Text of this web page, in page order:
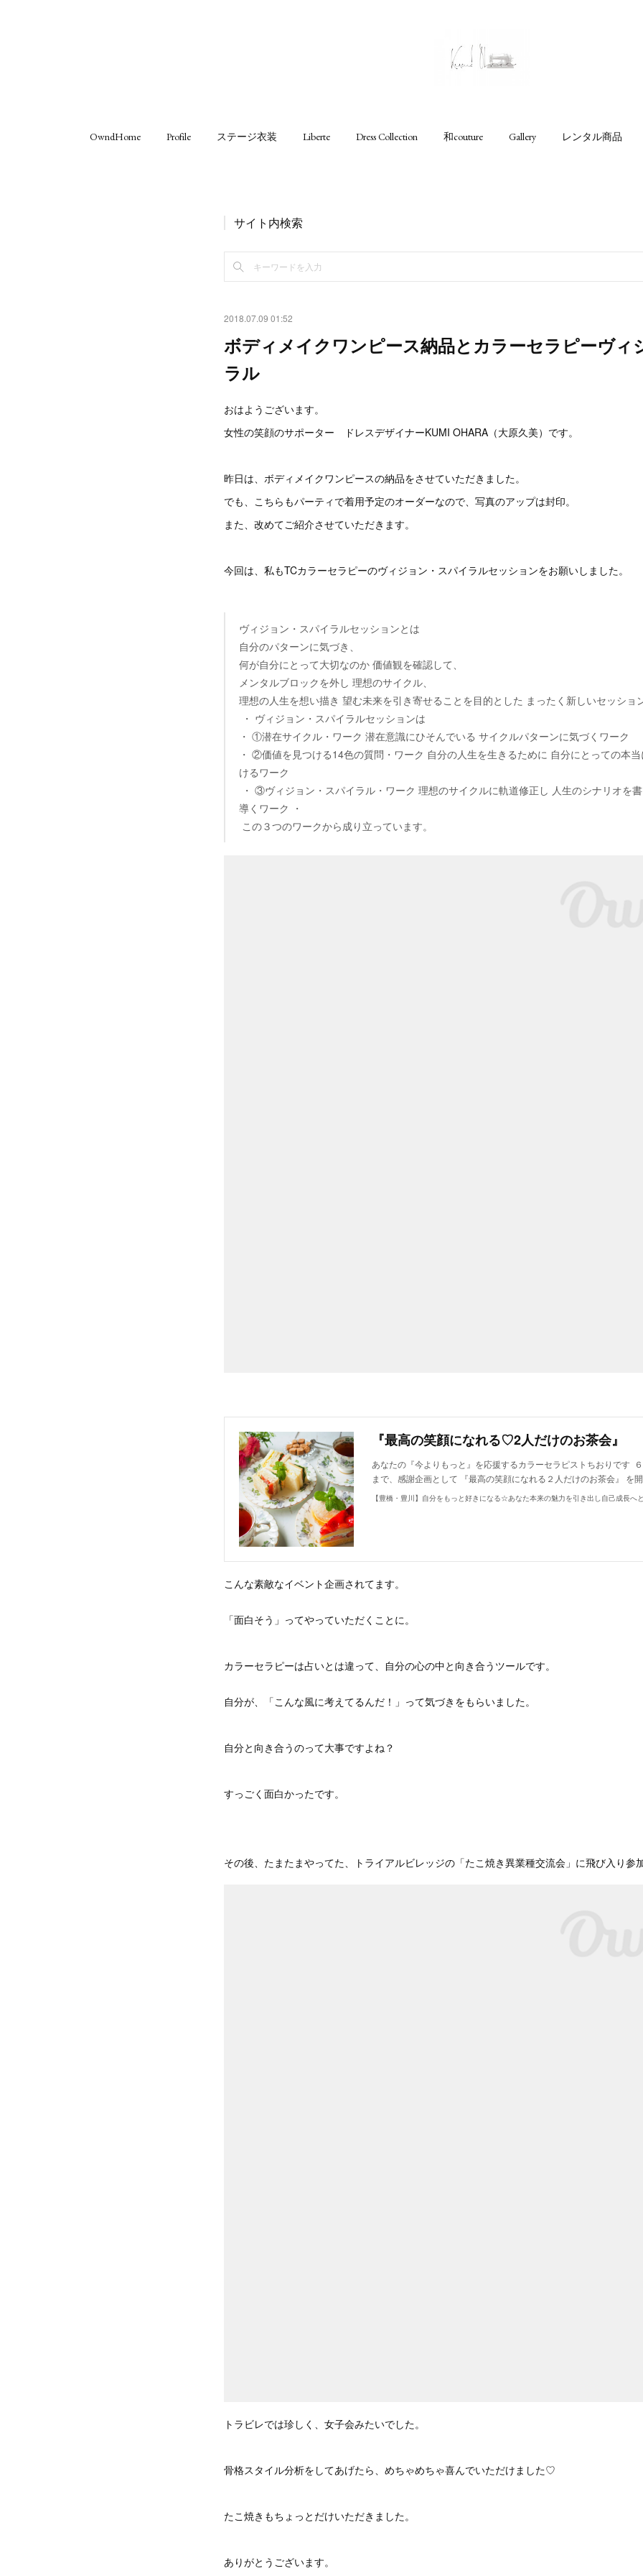
OwndHome Profile ステージ衣装 Liberte Dress Collection 和couture Gallery レンタル商品
サイト内検索
2018.07.09 01:52
ボディメイクワンピース納品とカラーセラピーヴィ
ラル
おはようございます。
女性の笑顔のサポーター ドレスデザイナーKUMI OHARA（大原久美）です。
昨日は、ボディメイクワンピースの納品をさせていただきました。
でも、こちらもパーティで着用予定のオーダーなので、写真のアップは封印。
また、改めてご紹介させていただきます。
今回は、私もTCカラーセラピーのヴィジョン・スパイラルセッションをお願いしました。
ヴィジョン・スパイラルセッションとは
自分のパターンに気づき、
何が自分にとって大切なのか 価値観を確認して、
メンタルブロックを外し 理想のサイクル、
理想の人生を想い描き 望む未来を引き寄せることを目的とした まったく新しいセッショ
・ ヴィジョン・スパイラルセッションは
・ ①潜在サイクル・ワーク 潜在意識にひそんでいる サイクルパターンに気づくワーク
・ ②価値を見つける14色の質問・ワーク 自分の人生を生きるために 自分にとっての本
けるワーク
・ ③ヴィジョン・スパイラル・ワーク 理想のサイクルに軌道修正し 人生のシナリオを
導くワーク ・
この３つのワークから成り立っています。
『最高の笑顔になれる♡2人だけのお茶会』
あなたの『今よりもっと』を応援するカラーセラピストちおりです
まで、感謝企画として 『最高の笑顔になれる２人だけのお茶会』 を
【豊橋・豊川】自分をもっと好きになる☆あなた本来の魅力を引き出し自己成長へ
こんな素敵なイベント企画されてます。
「面白そう」ってやっていただくことに。
カラーセラピーは占いとは違って、自分の心の中と向き合うツールです。
自分が、「こんな風に考えてるんだ！」って気づきをもらいました。
自分と向き合うのって大事ですよね？
すっごく面白かったです。
その後、たまたまやってた、トライアルビレッジの「たこ焼き異業種交流会」に飛び入り参
トラビレでは珍しく、女子会みたいでした。
骨格スタイル分析をしてあげたら、めちゃめちゃ喜んでいただけました♡
たこ焼きもちょっとだけいただきました。
ありがとうございます。